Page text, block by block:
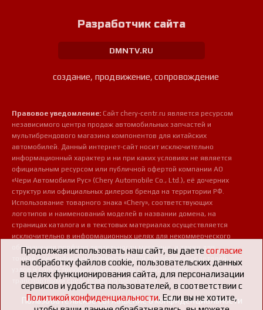
Разработчик сайта
DMNTV.RU
создание, продвижение, сопровождение
Правовое уведомление: Сайт chery-centr.ru является ресурсом
независимого центра продаж автомобильных запчастей и
мультибрендового магазина компонентов для китайских
автомобилей. Данный интернет-сайт носит исключительно
информационный характер и ни при каких условиях не является
официальным ресурсом или публичной офертой компании АО
«Чери Автомобили Рус» (Chery Automobile Co., Ltd.), её дочерних
структур или официальных дилеров бренда на территории РФ.
Использование товарного знака «Chery», соответствующих
логотипов и наименований моделей в названии домена, на
страницах каталога и в текстовых материалах осуществляется
исключительно в информационных целях для некоммерческого
обозначения профиля деятельности магазина, а также для
точной идентификации совместимости предлагаемых деталей,
узлов и сопутствующих аксессуаров с конкретными
транспортными средствами потребителей.
Пользовательское соглашение о конфиденциальности
Продолжая использовать наш сайт, вы даетесогласие
на обработку файлов cookie, пользовательских данных
в целях функционирования сайта, для персонализации
сервисов и удобства пользователей, в соответствии с
Политикой конфиденциальности. Если вы не хотите,